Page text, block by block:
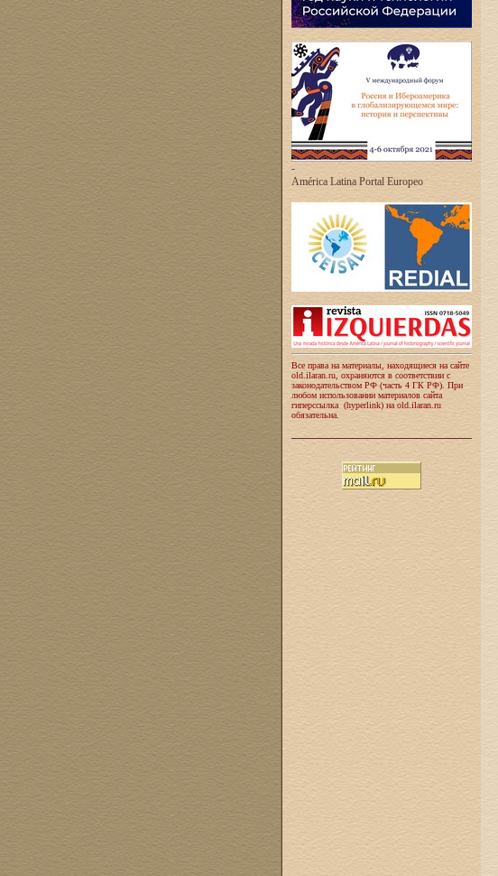
-
América Latina Portal Europeo
Все права на материалы, находящиеся на сайте
old.ilaran.ru, охраняются в соответствии с
законодательством РФ (часть 4 ГК РФ). При
любом использовании материалов сайта
гиперссылка (hyperlink) на old.ilaran.ru
обязательна.